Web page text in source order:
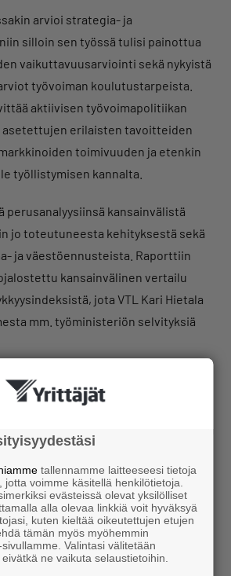
arvioi strategia- ja
silloin sen työssä tulisi painottua
vaikuttavuusarviointi sekä nykyistä
työvoiman koulutustarpeista.
aktiivisen työvoimapolitiikan
asetettujen erilaisten tavoitteiden
toimivuuden ja etenkin
työllistymisen kannalta.
perusanalyysiinsä kansainvälistä
jo toteutuneesta kehityksestä sekä
ja väestöennusteista. Raporttiin
kansainvälinen vertailu
jota VTL Kari Hietala
mm. työministeriön selvityksiä
tallennamme laitteeseesi tietoja
jotta voimme käsitellä henkilötietoja.
evästeissä olevat yksilölliset
alla olevaa linkkiä voit hyväksyä
kuten kieltää oikeutettujen etujen
tämän myös myöhemmin
Valintasi välitetään
ne vaikuta selaustietoihin.